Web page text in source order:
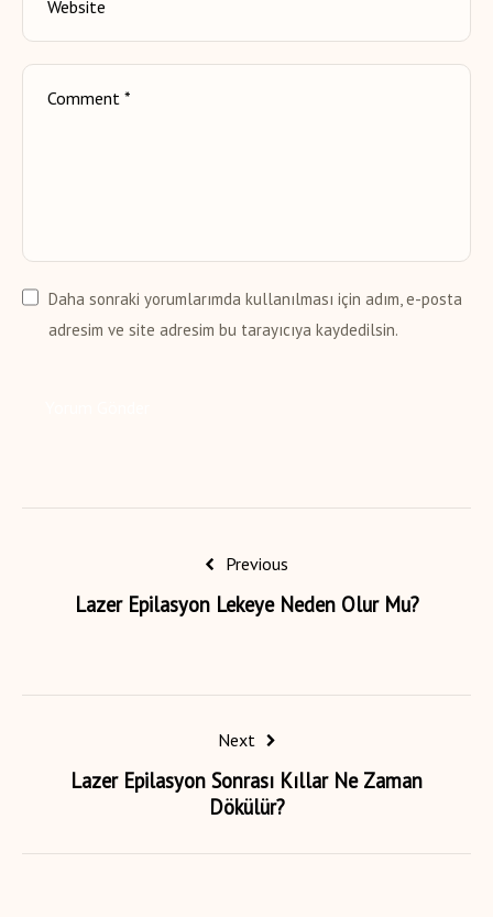
Daha sonraki yorumlarımda kullanılması için adım, e-posta
adresim ve site adresim bu tarayıcıya kaydedilsin.
Previous
Lazer Epilasyon Lekeye Neden Olur Mu?
Next
Lazer Epilasyon Sonrası Kıllar Ne Zaman
Dökülür?